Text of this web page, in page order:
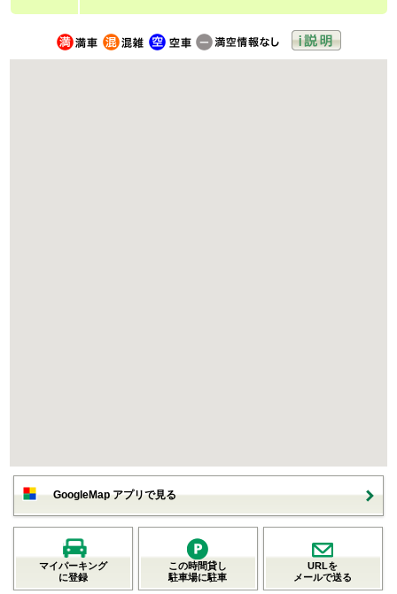
GoogleMap アプリで見る
マイパーキング
に登録
この時間貸し
駐車場に駐車
URLを
メールで送る